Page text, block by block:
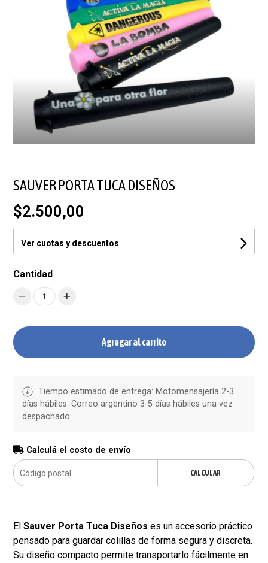
SAUVER PORTA TUCA DISEÑOS
$2.500,00
Ver cuotas y descuentos
Cantidad
1
Agregar al carrito
Tiempo estimado de entrega: Motomensajería 2-3
días hábiles. Correo argentino 3-5 días hábiles una vez
despachado.
Calculá el costo de envío
CALCULAR
ElSauver Porta Tuca Diseños es un accesorio práctico
pensado para guardar colillas de forma segura y discreta.
Su diseño compacto permite transportarlo fácilmente en